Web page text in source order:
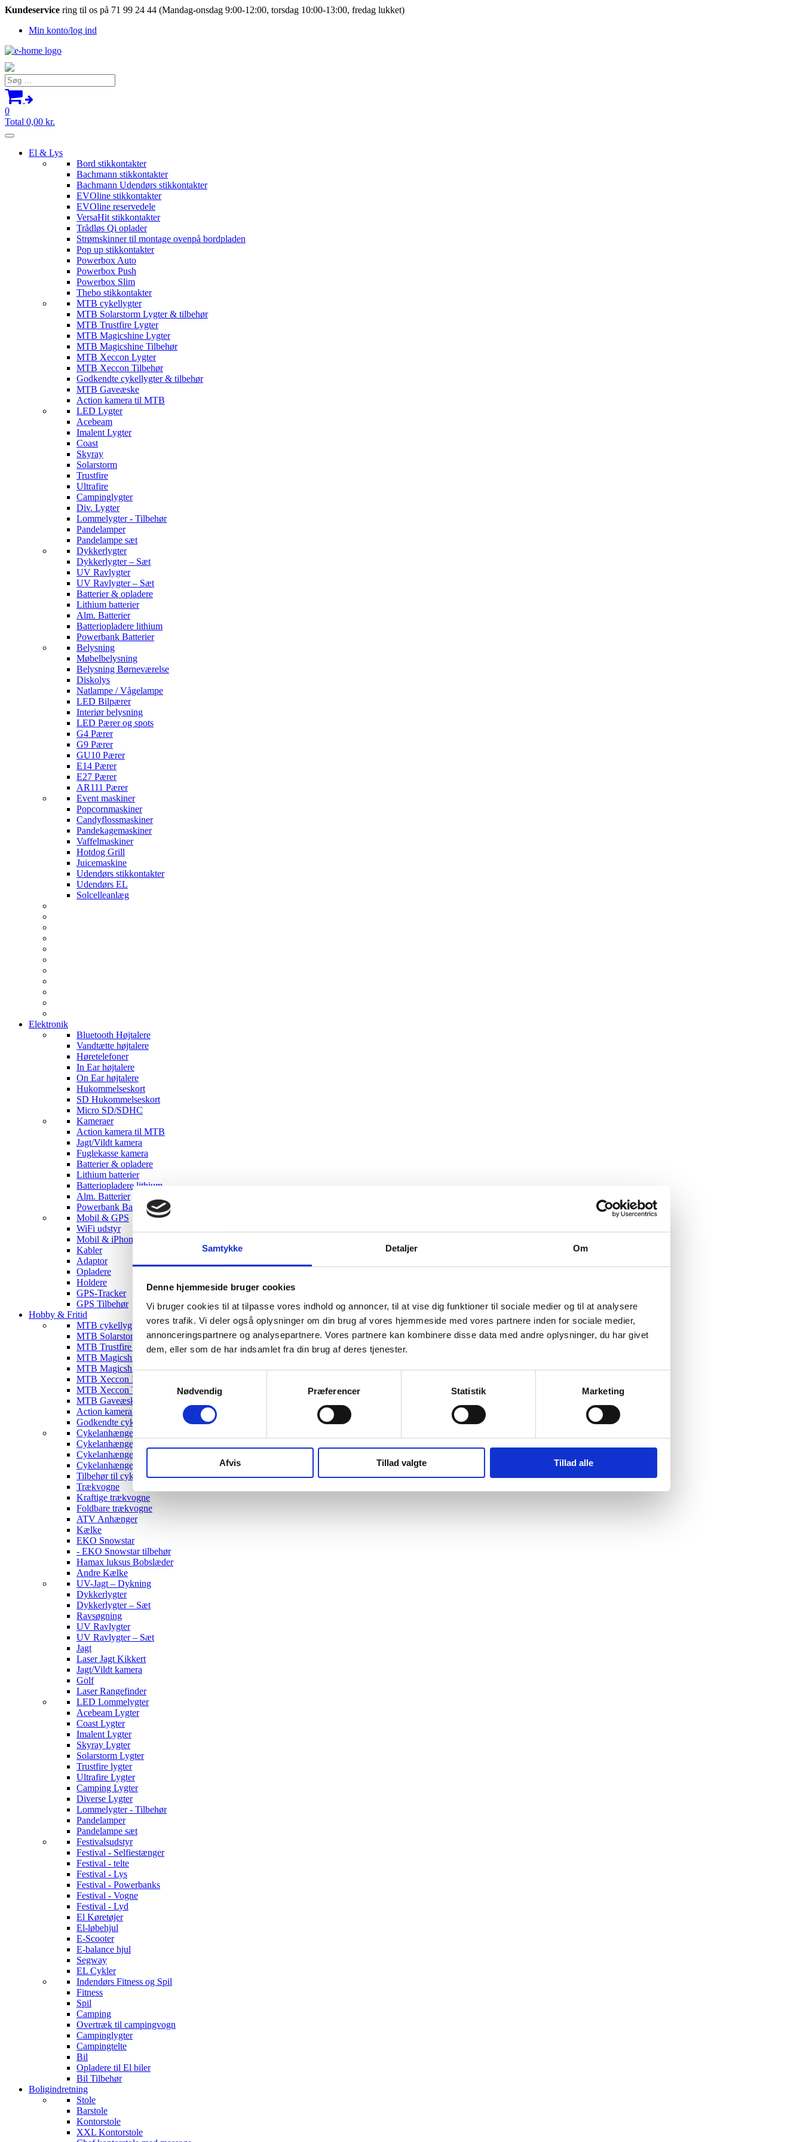
Samtykke Detaljer Om
Denne hjemmeside bruger cookies
Vi bruger cookies til at tilpasse vores indhold og annoncer, til at vise dig funktioner til sociale medier og til at analysere
vores trafik. Vi deler også oplysninger om din brug af vores hjemmeside med vores partnere inden for sociale medier,
annonceringspartnere og analysepartnere. Vores partnere kan kombinere disse data med andre oplysninger, du har givet
dem, eller som de har indsamlet fra din brug af deres tjenester.
Samtykkevalg
Nødvendig
Præferencer Statistik Marketing
Afvis Tillad valgte Tillad alle
Kundeservice ring til os på 71 99 24 44 (Mandag-onsdag 9:00-12:00, torsdag 10:00-13:00, fredag lukket)
Min konto/log ind
Søg
efter:
0
Total 0,00 kr.
El & Lys
Bord stikkontakter
Bachmann stikkontakter
Bachmann Udendørs stikkontakter
EVOline stikkontakter
EVOline reservedele
VersaHit stikkontakter
Trådløs Qi oplader
Strømskinner til montage ovenpå bordpladen
Pop up stikkontakter
Powerbox Auto
Powerbox Push
Powerbox Slim
Thebo stikkontakter
MTB cykellygter
MTB Solarstorm Lygter & tilbehør
MTB Trustfire Lygter
MTB Magicshine Lygter
MTB Magicshine Tilbehør
MTB Xeccon Lygter
MTB Xeccon Tilbehør
Godkendte cykellygter & tilbehør
MTB Gaveæske
Action kamera til MTB
LED Lygter
Acebeam
Imalent Lygter
Coast
Skyray
Solarstorm
Trustfire
Ultrafire
Campinglygter
Div. Lygter
Lommelygter - Tilbehør
Pandelamper
Pandelampe sæt
Dykkerlygter
Dykkerlygter – Sæt
UV Ravlygter
UV Ravlygter – Sæt
Batterier & opladere
Lithium batterier
Alm. Batterier
Batteriopladere lithium
Powerbank Batterier
Belysning
Møbelbelysning
Belysning Børneværelse
Diskolys
Natlampe / Vågelampe
LED Bilpærer
Interiør belysning
LED Pærer og spots
G4 Pærer
G9 Pærer
GU10 Pærer
E14 Pærer
E27 Pærer
AR111 Pærer
Event maskiner
Popcornmaskiner
Candyflossmaskiner
Pandekagemaskiner
Vaffelmaskiner
Hotdog Grill
Juicemaskine
Udendørs stikkontakter
Udendørs EL
Solcelleanlæg
Elektronik
Bluetooth Højtalere
Vandtætte højtalere
Høretelefoner
In Ear højtalere
On Ear højtalere
Hukommelseskort
SD Hukommelseskort
Micro SD/SDHC
Kameraer
Action kamera til MTB
Jagt/Vildt kamera
Fuglekasse kamera
Batterier & opladere
Lithium batterier
Batteriopladere lithium
Alm. Batterier
Powerbank Batterier
Mobil & GPS
WiFi udstyr
Mobil & iPhone tilbehør
Kabler
Adaptor
Opladere
Holdere
GPS-Tracker
GPS Tilbehør
Hobby & Fritid
MTB cykellygter
MTB Solarstorm Lygter & tilbehør
MTB Trustfire Lygter
MTB Magicshine Lygter
MTB Magicshine Tilbehør
MTB Xeccon Lygter
MTB Xeccon Tilbehør
MTB Gaveæske
Action kamera til MTB
Godkendte cykellygter & tilbehør
Cykelanhængere
Cykelanhænger til Børn
Cykelanhænger til hunde
Cykelanhænger Cargo
Tilbehør til cykelanhængere
Trækvogne
Kraftige trækvogne
Foldbare trækvogne
ATV Anhænger
Kælke
EKO Snowstar
- EKO Snowstar tilbehør
Hamax luksus Bobslæder
Andre Kælke
UV-Jagt – Dykning
Dykkerlygter
Dykkerlygter – Sæt
Ravsøgning
UV Ravlygter
UV Ravlygter – Sæt
Jagt
Laser Jagt Kikkert
Jagt/Vildt kamera
Golf
Laser Rangefinder
LED Lommelygter
Acebeam Lygter
Coast Lygter
Imalent Lygter
Skyray Lygter
Solarstorm Lygter
Trustfire lygter
Ultrafire Lygter
Camping Lygter
Diverse Lygter
Lommelygter - Tilbehør
Pandelamper
Pandelampe sæt
Festivalsudstyr
Festival - Selfiestænger
Festival - telte
Festival - Lys
Festival - Powerbanks
Festival - Vogne
Festival - Lyd
El Køretøjer
El-løbehjul
E-Scooter
E-balance hjul
Segway
EL Cykler
Indendørs Fitness og Spil
Fitness
Spil
Camping
Overtræk til campingvogn
Campinglygter
Campingtelte
Bil
Opladere til El biler
Bil Tilbehør
Boligindretning
Stole
Barstole
Kontorstole
XXL Kontorstole